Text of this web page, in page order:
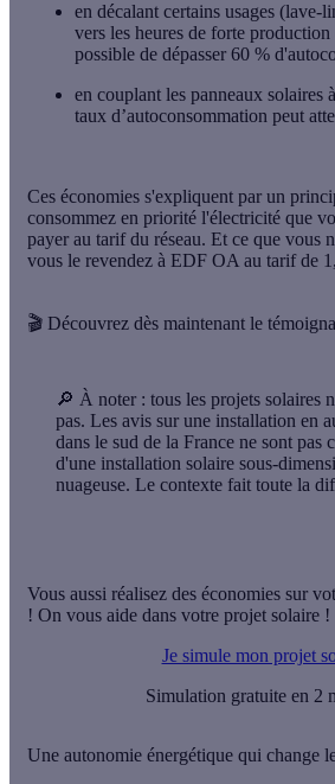
en décalant certains usages (lave-
vers les heures de forte
possible de dépasser 60 %
en couplant les panneaux solaires
taux d’autoconsommation peut
Ces économies s'expliquent par un
consommez en priorité l'électricité que
payer au tarif du réseau. Et ce que vous
vous le revendez à EDF OA au tarif de
🎬 Découvrez dès maintenant le
🔎 À noter : tous les projets solaires
pas. Les avis sur une installation en
dans le sud de la France ne sont pas
d'une installation solaire sous-
nuageuse. Le contexte fait toute la
Vous aussi réalisez des économies sur
! On vous aide dans votre projet solaire !
Je simule mon projet
Simulation gratuite en 2
Une autonomie énergétique qui change